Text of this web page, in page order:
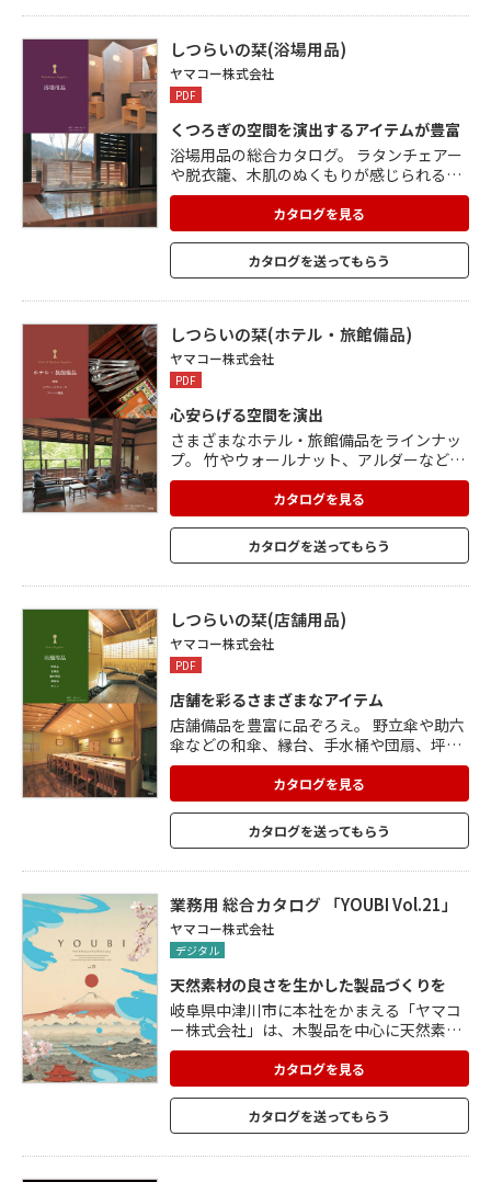
しつらいの栞(浴場用品)
ヤマコー株式会社
PDF
くつろぎの空間を演出するアイテムが豊富
浴場用品の総合カタログ。 ラタンチェアー
や脱衣籠、木肌のぬくもりが感じられるタ
オル置台など、脱衣室備品を掲載。 ひばや
ひのきなど無塗装「白木シリーズ」、EXポ
リマーで塗装された「EXP仕上(塗装付)シ
リーズ」の桶や風呂椅子などの浴場用品も
幅広くラインナップ。 ウイルスから守る
リエーションを取り揃えています。
カタログを見る
カタログを送ってもらう
しつらいの栞(ホテル・旅館備品)
ヤマコー株式会社
PDF
心安らげる空間を演出
さまざまなホテル・旅館備品をラインナッ
プ。 竹やウォールナット、アルダーなど、
素材の違う各種備品を揃えることで、客室
のスタイルに合わせてコーディネートでき
ます。 和MODERNシリーズは、ナチュラル
であたたかみのあるクリア、レトロな雰囲
気のブラウン、高級感のあるブラックがあ
屋内・屋外家具もあり、あらゆる家具の企
画・製作も可能。
カタログを見る
カタログを送ってもらう
しつらいの栞(店舗用品)
ヤマコー株式会社
PDF
店舗を彩るさまざまなアイテム
店舗備品を豊富に品ぞろえ。 野立傘や助六
傘などの和傘、縁台、手水桶や団扇、坪庭
や涌き水、ディスプレイとしても使用でき
るコーンカバーや結界(柵)、優しい光の室
内・屋外行灯、燭台やぼんぼりを掲載。 店
舗の雰囲気や設置スペースに合わせて、オ
リジナルのれんを1枚より作成することが
選べるさまざまなすだれもあります。
カタログを見る
カタログを送ってもらう
業務用 総合カタログ 「YOUBI Vol.21」
ヤマコー株式会社
デジタル
天然素材の良さを生かした製品づくりを
岐阜県中津川市に本社をかまえる「ヤマコ
ー株式会社」は、木製品を中心に天然素材
を生かしたものづくりをしています。 業務
用の器や什器の総合カタログ「用美(YOUBI
)」には、まな板やおひつといった調理道
具、せいろ、鍋・コンロ、そば・うどん関
連製品、竹製品、金彩・銀彩、弁当関連製
カタログを見る
カタログを送ってもらう